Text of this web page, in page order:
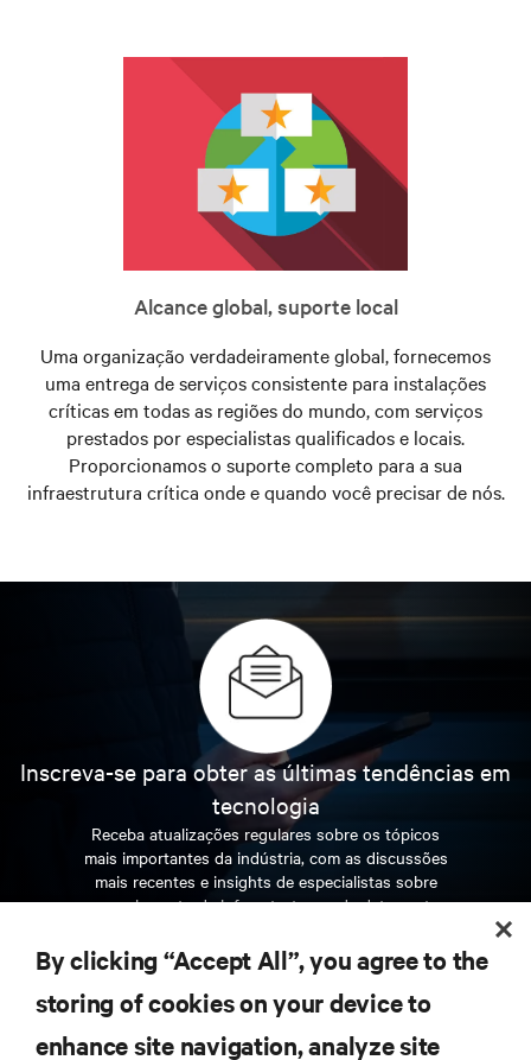
Alcance global, suporte local
Uma organização verdadeiramente global, fornecemos
uma entrega de serviços consistente para instalações
críticas em todas as regiões do mundo, com serviços
prestados por especialistas qualificados e locais.
Proporcionamos o suporte completo para a sua
infraestrutura crítica onde e quando você precisar de nós.
Inscreva-se para obter as últimas tendências em
tecnologia
Receba atualizações regulares sobre os tópicos
mais importantes da indústria, com as discussões
mais recentes e insights de especialistas sobre
gerenciamento de infraestrutura e de data center.
INSCREVA-SE AGORA
RECURSOS
By clicking “Accept All”, you agree to the
storing of cookies on your device to
enhance site navigation, analyze site